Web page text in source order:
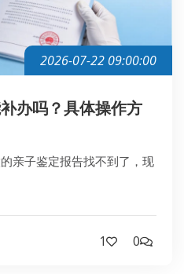
2026-07-22 09:00:00
办吗？具体操作方
亲子鉴定报告找不到了，现
1 0